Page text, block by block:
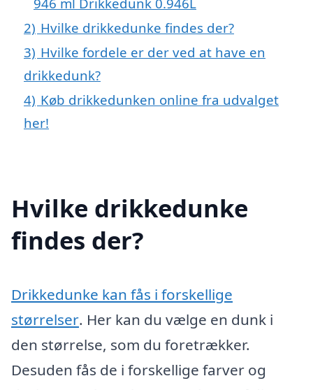
2) Hvilke drikkedunke findes der?
3) Hvilke fordele er der ved at have en
drikkedunk?
4) Køb drikkedunken online fra udvalget
her!
Hvilke drikkedunke
findes der?
Drikkedunke kan fås i forskellige
størrelser. Her kan du vælge en dunk i
den størrelse, som du foretrækker.
Desuden fås de i forskellige farver og